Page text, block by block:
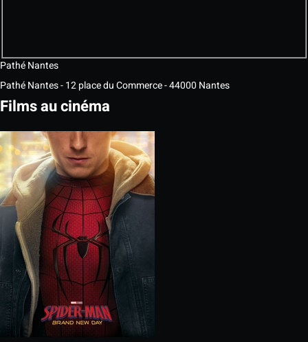
Pathé Nantes
Pathé Nantes - 12 place du Commerce - 44000 Nantes
Films au cinéma